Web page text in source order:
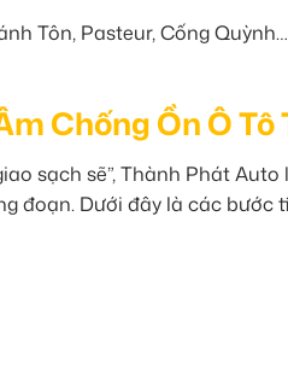
Tôn, Pasteur, Cống
Chống Ồn Ô Tô
sạch sẽ”, Thành Phát
đoạn. Dưới đây là các bước